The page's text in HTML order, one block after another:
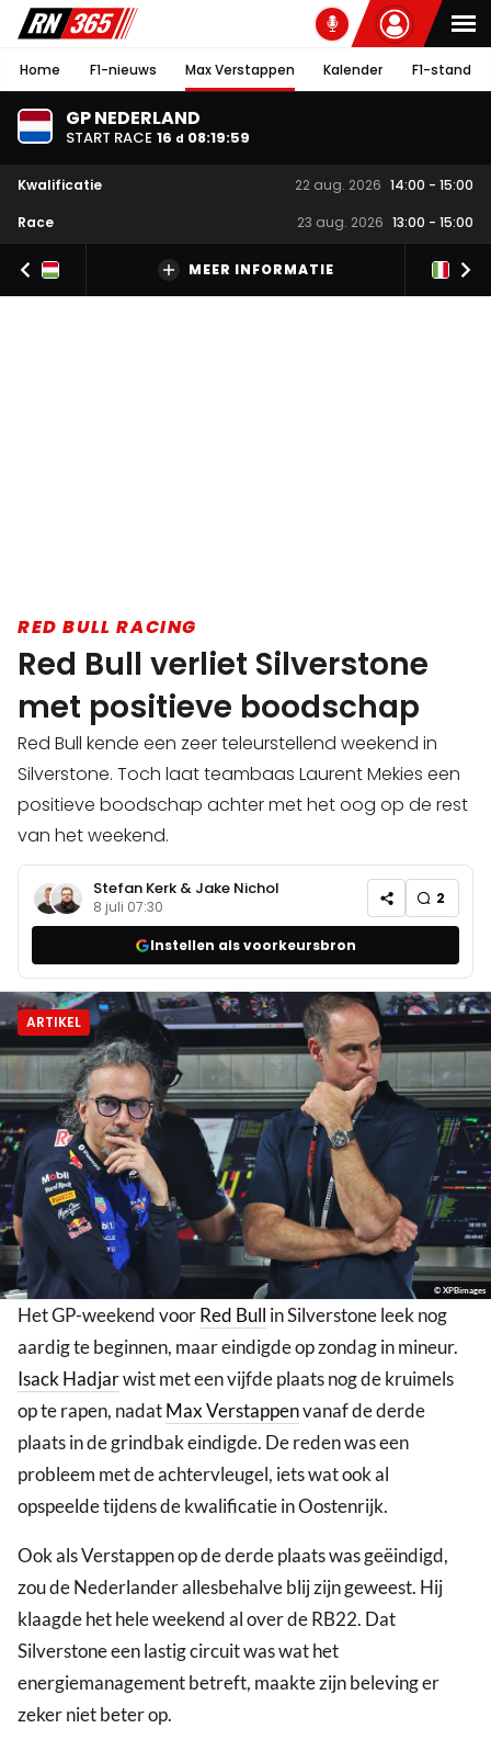
Home F1-nieuws Max Verstappen Kalender F1-stand
GP NEDERLAND
START RACE 16 d 08:19:58
Kwalificatie 22 aug. 2026 14:00 - 15:00
Race
23 aug. 2026 13:00 - 15:00
MEER INFORMATIE
RED BULL RACING
Red Bull verliet Silverstone
met positieve boodschap
Red Bull kende een zeer teleurstellend weekend in
Silverstone. Toch laat teambaas Laurent Mekies een
positieve boodschap achter met het oog op de rest
van het weekend.
Stefan Kerk & Jake Nichol
8 juli 07:30 2
Instellen als voorkeursbron
ARTIKEL
© XPBimages
Het GP-weekend voorRed Bull in Silverstone leek nog
aardig te beginnen, maar eindigde op zondag in mineur.
Isack Hadjarwist met een vijfde plaats nog de kruimels
op te rapen, nadatMax Verstappenvanaf de derde
plaats in de grindbak eindigde. De reden was een
probleem met de achtervleugel, iets wat ook al
opspeelde tijdens de kwalificatie in Oostenrijk.
Ook als Verstappen op de derde plaats was geëindigd,
zou de Nederlander allesbehalve blij zijn geweest. Hij
klaagde het hele weekend al over de RB22. Dat
Silverstone een lastig circuit was wat het
energiemanagement betreft, maakte zijn beleving er
zeker niet beter op.